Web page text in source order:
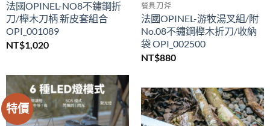
法國OPINEL-NO8不鏽鋼折
刀/櫸木刀柄 新皮套組合
OPI_001089
NT$1,020
餐具刀斧
法國OPINEL-游牧湯叉組/附
No.08不鏽鋼櫸木折刀/收納
袋 OPI_002500
NT$880
特價